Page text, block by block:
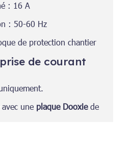
: 16 A
: 50-60 Hz
de protection chantier
de courant
avec une plaque Dooxiede